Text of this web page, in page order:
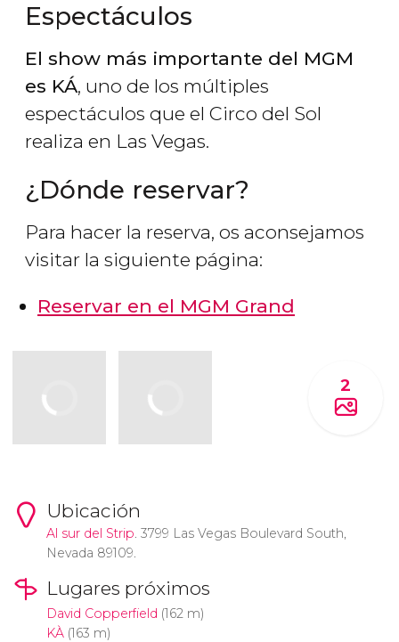
Espectáculos
El show más importante del MGM
es KÁ, uno de los múltiples
espectáculos que el Circo del Sol
realiza en Las Vegas.
¿Dónde reservar?
Para hacer la reserva, os aconsejamos
visitar la siguiente página:
Reservar en el MGM Grand
2
Ubicación
Al sur del Strip. 3799 Las Vegas Boulevard South,
Nevada 89109.
Lugares próximos
David Copperfield (162 m)
KÀ(163 m)